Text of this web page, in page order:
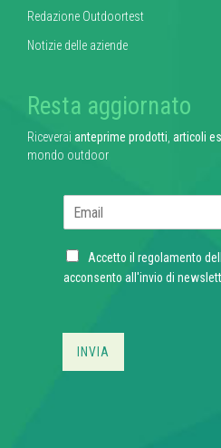
Redazione Outdoortest
Notizie delle aziende
Resta aggiornato
Riceverai anteprime prodotti, articoli
mondo outdoor
l
C
h
Accetto il regolamento
acconsento all'invio di
INVIA